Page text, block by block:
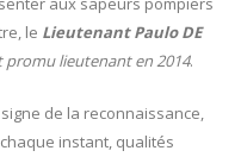
le Lieutenant Paulo DE
promu lieutenant en 2014.
de la reconnaissance,
instant, qualités